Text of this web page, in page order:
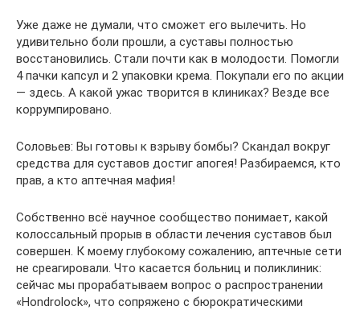
Уже даже не думали, что сможет его вылечить. Но
удивительно боли прошли, а суставы полностью
восстановились. Стали почти как в молодости. Помогли
4 пачки капсул и 2 упаковки крема. Покупали его по акции
— здесь. А какой ужас творится в клиниках? Везде все
коррумпировано.
Соловьев: Вы готовы к взрыву бомбы? Скандал вокруг
средства для суставов достиг апогея! Разбираемся, кто
прав, а кто аптечная мафия!
Собственно всё научное сообщество понимает, какой
колоссальный прорыв в области лечения суставов был
совершен. К моему глубокому сожалению, аптечные сети
не среагировали. Что касается больниц и поликлиник:
сейчас мы прорабатываем вопрос о распространении
«Hondrolock», что сопряжено с бюрократическими